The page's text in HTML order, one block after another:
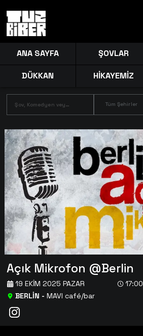
ANA SAYFA ŞOVLAR
DÜKKAN HİKAYEMİZ
Tüm Şehirler
Açık Mikrofon @Berlin
BERLİN - MAVI café/bar
19 EKIM 2025 PAZAR 17:00